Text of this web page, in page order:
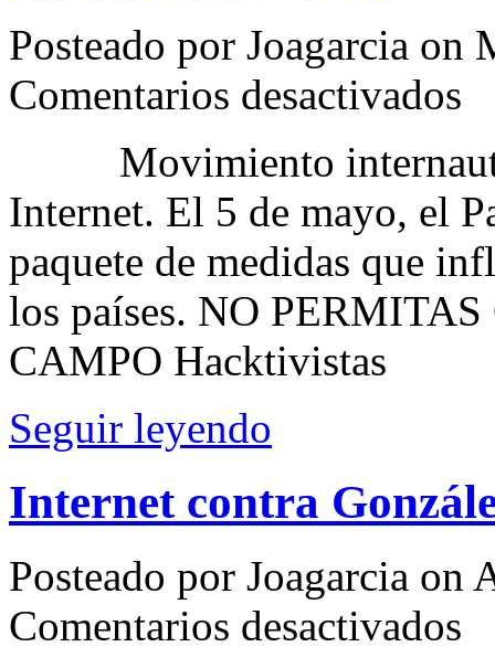
Posteado por Joagarcia on
Comentarios desactivados
toca
Movimiento internauta
Internet. El 5 de mayo, el
paquete de medidas que
los países. NO
CAMPO Hacktivistas
Seguir leyendo
Internet contra
Posteado por Joagarcia on
Comentarios desactivados